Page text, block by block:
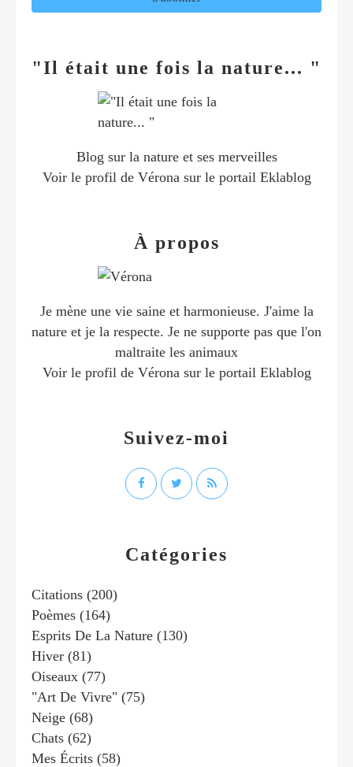
Catégories
Citations (200)
Poèmes (164)
Esprits De La Nature (130)
Hiver (81)
Oiseaux (77)
"art De Vivre" (75)
Neige (68)
Chats (62)
Mes Écrits (58)
"Il était une fois la nature... "
Blog sur la nature et ses merveilles
Voir le profil de Vérona sur le portail Eklablog
Suivez-moi
À propos
Je mène une vie saine et harmonieuse. J'aime la
nature et je la respecte. Je ne supporte pas que l'on
maltraite les animaux
Voir le profil de Vérona sur le portail Eklablog